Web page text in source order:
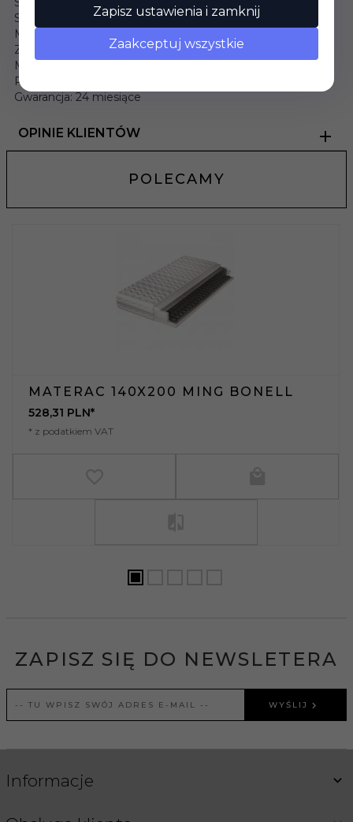
Strefy twardości: 7
Materac dwustronny: Tak
Zdejmowany pokrowiec: Tak
Materac hipoalergiczny: Tak
Produkt wyprodukowany w Polsce: Tak
Gwarancja: 24 miesiące
OPINIE KLIENTÓW
POLECAMY
MATERAC 140X200 MING BONELL
528,31 PLN*
* z podatkiem VAT
ZAPISZ SIĘ DO NEWSLETERA
WYŚLIJ
Informacje
Zapisz ustawienia i zamknij
Zaakceptuj wszystkie